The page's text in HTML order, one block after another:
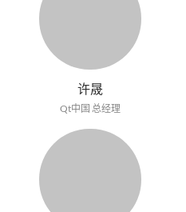
许晟
Qt中国 总经理